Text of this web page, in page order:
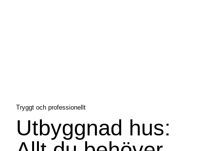
Tryggt och professionellt
Utbyggnad hus: